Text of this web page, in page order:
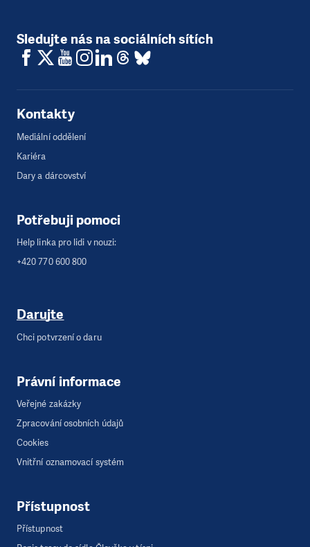
Sledujte nás na sociálních sítích
Kontakty
Mediální oddělení
Kariéra
Dary a dárcovství
Potřebuji pomoci
Help linka pro lidi v nouzi:
+420 770 600 800
Darujte
Chci potvrzení o daru
Právní informace
Veřejné zakázky
Zpracování osobních údajů
Cookies
Vnitřní oznamovací systém
Přístupnost
Přístupnost